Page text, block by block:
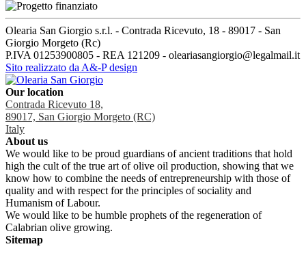
Olearia San Giorgio s.r.l. - Contrada Ricevuto, 18 - 89017 - San
Giorgio Morgeto (Rc)
P.IVA 01253900805 - REA 121209 - oleariasangiorgio@legalmail.it
Sito realizzato da A&-P design
Our location
Contrada Ricevuto 18,
89017, San Giorgio Morgeto (RC)
Italy
About us
We would like to be proud guardians of ancient traditions that hold
high the cult of the true art of olive oil production, showing that we
know how to combine the needs of entrepreneurship with those of
quality and with respect for the principles of sociality and
Humanism of Labour.
We would like to be humble prophets of the regeneration of
Calabrian olive growing.
Sitemap